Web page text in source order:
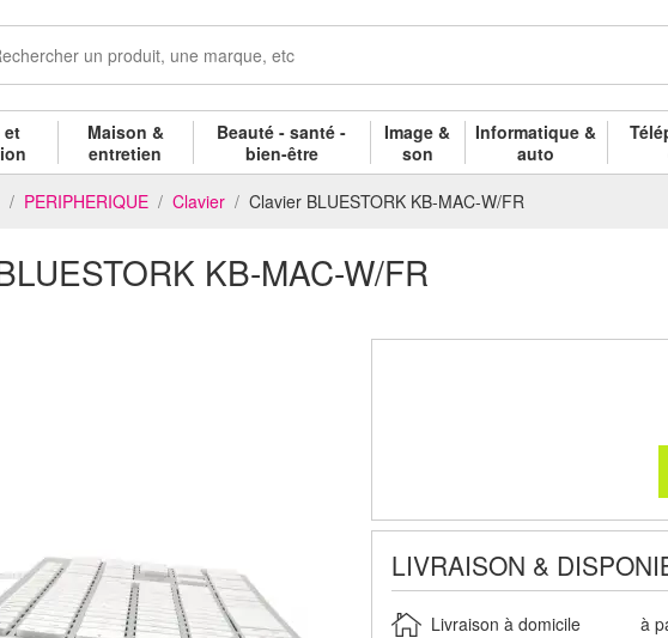
et
Maison &
entretien
Beauté - santé -
bien-être
Image &
son
Informatique &
auto
PERIPHERIQUE Clavier Clavier BLUESTORK KB-MAC-W/FR
KB-MAC-W/FR
LIVRAISON &
Livraison à domicile à